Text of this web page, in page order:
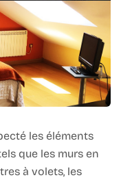
les éléments
que les murs en
à volets, les